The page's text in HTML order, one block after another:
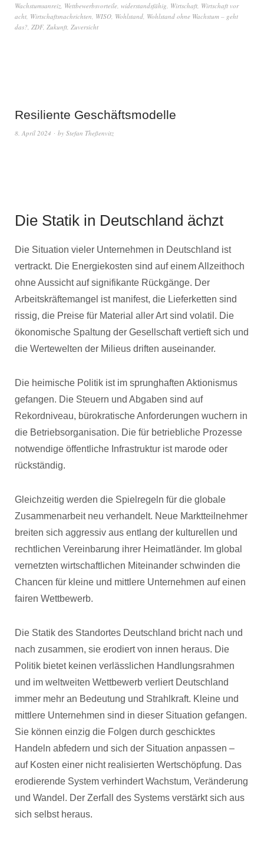
Wachstumsanreiz, Wettbewerbsvorteile, widerstandsfähig, Wirtschaft, Wirtschaft vor
acht, Wirtschaftsnachrichten, WISO, Wohlstand, Wohlstand ohne Wachstum – geht
das?, ZDF, Zukunft, Zuversicht
Resiliente Geschäftsmodelle
8. April 2024 by Stefan Theßenvitz
Die Statik in Deutschland ächzt
Die Situation vieler Unternehmen in Deutschland ist
vertrackt. Die Energiekosten sind auf einem Allzeithoch
ohne Aussicht auf signifikante Rückgänge. Der
Arbeitskräftemangel ist manifest, die Lieferketten sind
rissig, die Preise für Material aller Art sind volatil. Die
ökonomische Spaltung der Gesellschaft vertieft sich und
die Wertewelten der Milieus driften auseinander.
Die heimische Politik ist im sprunghaften Aktionismus
gefangen. Die Steuern und Abgaben sind auf
Rekordniveau, bürokratische Anforderungen wuchern in
die Betriebsorganisation. Die für betriebliche Prozesse
notwendige öffentliche Infrastruktur ist marode oder
rückständig.
Gleichzeitig werden die Spielregeln für die globale
Zusammenarbeit neu verhandelt. Neue Marktteilnehmer
breiten sich aggressiv aus entlang der kulturellen und
rechtlichen Vereinbarung ihrer Heimatländer. Im global
vernetzten wirtschaftlichen Miteinander schwinden die
Chancen für kleine und mittlere Unternehmen auf einen
fairen Wettbewerb.
Die Statik des Standortes Deutschland bricht nach und
nach zusammen, sie erodiert von innen heraus. Die
Politik bietet keinen verlässlichen Handlungsrahmen
und im weltweiten Wettbewerb verliert Deutschland
immer mehr an Bedeutung und Strahlkraft. Kleine und
mittlere Unternehmen sind in dieser Situation gefangen.
Sie können einzig die Folgen durch geschicktes
Handeln abfedern und sich der Situation anpassen –
auf Kosten einer nicht realisierten Wertschöpfung. Das
erodierende System verhindert Wachstum, Veränderung
und Wandel. Der Zerfall des Systems verstärkt sich aus
sich selbst heraus.